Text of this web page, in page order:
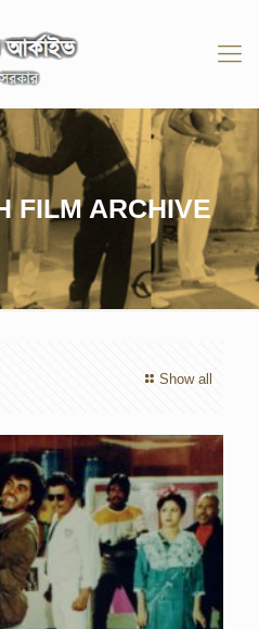
FILM ARCHIVE
Show all